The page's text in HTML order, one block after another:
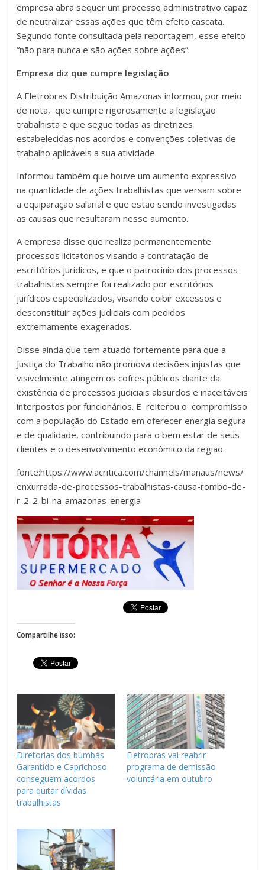
empresa abra sequer um processo administrativo capaz
de neutralizar essas ações que têm efeito cascata.
Segundo fonte consultada pela reportagem, esse efeito
“não para nunca e são ações sobre ações”.
Empresa diz que cumpre legislação
A Eletrobras Distribuição Amazonas informou, por meio
de nota, que cumpre rigorosamente a legislação
trabalhista e que segue todas as diretrizes
estabelecidas nos acordos e convenções coletivas de
trabalho aplicáveis a sua atividade.
Informou também que houve um aumento expressivo
na quantidade de ações trabalhistas que versam sobre
a equiparação salarial e que estão sendo investigadas
as causas que resultaram nesse aumento.
A empresa disse que realiza permanentemente
processos licitatórios visando a contratação de
escritórios jurídicos, e que o patrocínio dos processos
trabalhistas sempre foi realizado por escritórios
jurídicos especializados, visando coibir excessos e
desconstituir ações judiciais com pedidos
extremamente exagerados.
Disse ainda que tem atuado fortemente para que a
Justiça do Trabalho não promova decisões injustas que
visivelmente atingem os cofres públicos diante da
existência de processos judiciais absurdos e inaceitáveis
interpostos por funcionários. E reiterou o compromisso
com a população do Estado em oferecer energia segura
e de qualidade, contribuindo para o bem estar de seus
clientes e o desenvolvimento econômico da região.
fonte:https://www.acritica.com/channels/manaus/news/
enxurrada-de-processos-trabalhistas-causa-rombo-de-
r-2-2-bi-na-amazonas-energia
Compartilhe isso:
Diretorias dos bumbás
Garantido e Caprichoso
conseguem acordos
para quitar dívidas
trabalhistas
Eletrobras vai reabrir
programa de demissão
voluntária em outubro